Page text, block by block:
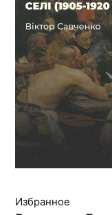
Избранное